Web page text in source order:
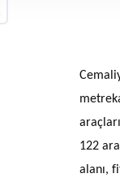
122
alanı,